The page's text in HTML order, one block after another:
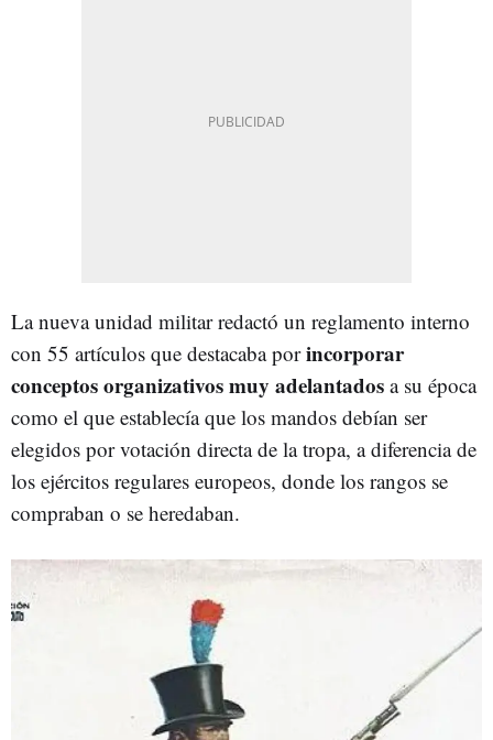
La nueva unidad militar redactó un reglamento interno
con 55 artículos que destacaba porincorporar
conceptos organizativos muy adelantados a su época
como el que establecía que los mandos debían ser
elegidos por votación directa de la tropa, a diferencia de
los ejércitos regulares europeos, donde los rangos se
compraban o se heredaban.